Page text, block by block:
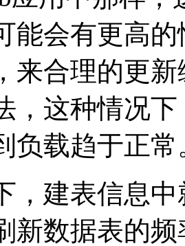
能会有更高
来合理的更
，这种情况
负载趋于正常
，建表信息
新数据表的频